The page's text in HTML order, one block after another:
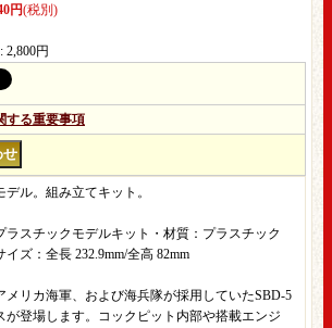
円(税別)
: 2,800円
する重要事項
ル。組み立てキット。
ラスチックモデルキット・材質：プラスチック
ズ：全長 232.9mm/全高 82mm
メリカ海軍、および海兵隊が採用していたSBD-5
が登場します。コックピット内部や搭載エンジ